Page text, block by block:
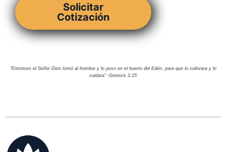
Solicitar
Cotización
"Entonces el Señor Dios tomó al hombre y lo puso en el huerto del Edén, para que lo cultivara y lo
cuidara" -Genesis 2:15